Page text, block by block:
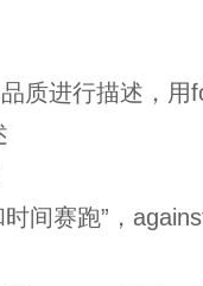
质进行描述，用
间赛跑”，